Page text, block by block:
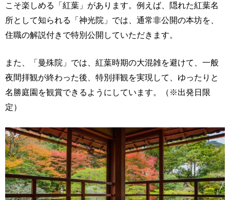
こそ楽しめる「紅葉」があります。例えば、隠れた紅葉名
所として知られる「神光院」では、通常非公開の本坊を、
住職の解説付きで特別公開していただきます。
また、「曼殊院」では、紅葉時期の大混雑を避けて、一般
夜間拝観が終わった後、特別拝観を実現して、ゆったりと
名勝庭園を観賞できるようにしています。（※出発日限
定）